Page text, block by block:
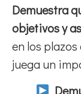
Demuestra
objetivos y
en los
juega un